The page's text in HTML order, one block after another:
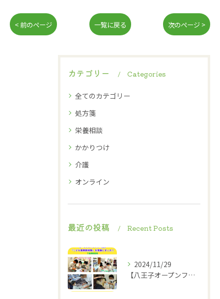
< 前のページ 一覧に戻る 次のページ >
カテゴリー Categories
全てのカテゴリー
処方箋
栄養相談
かかりつけ
介護
オンライン
最近の投稿 Recent Posts
2024/11/29
【八王子オープンファクトリー2024】2024.11.23